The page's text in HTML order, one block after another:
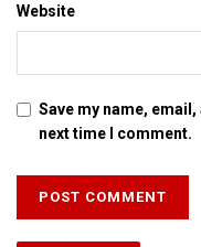
Website
Save my name,
next time I comment.